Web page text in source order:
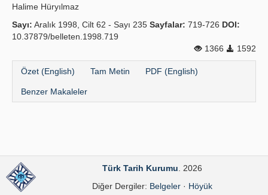
Halime Hüryılmaz
Sayı: Aralık 1998, Cilt 62 - Sayı 235 Sayfalar: 719-726 DOI:
10.37879/belleten.1998.719
1366
1592
Özet (English) Tam Metin PDF (English)
Benzer Makaleler
Türk Tarih Kurumu . 2026
Diğer Dergiler: Belgeler· Höyük